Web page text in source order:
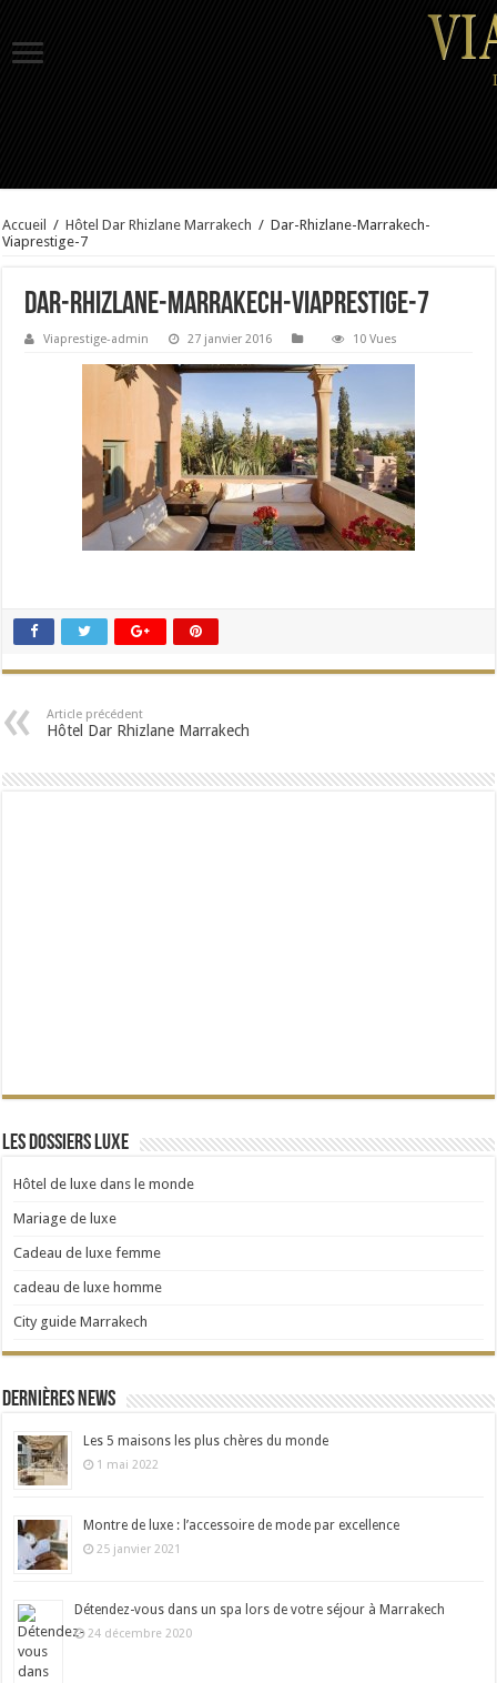
Accueil / Hôtel Dar Rhizlane Marrakech / Dar-Rhizlane-Marrakech-
Viaprestige-7
Dar-Rhizlane-Marrakech-Viaprestige-7
Viaprestige-admin 27 janvier 2016 10 Vues
Article précédent
Hôtel Dar Rhizlane Marrakech
Les dossiers Luxe
Hôtel de luxe dans le monde
Mariage de luxe
Cadeau de luxe femme
cadeau de luxe homme
City guide Marrakech
Dernières news
Les 5 maisons les plus chères du monde
1 mai 2022
Montre de luxe : l’accessoire de mode par excellence
25 janvier 2021
Détendez-vous dans un spa lors de votre séjour à Marrakech
24 décembre 2020